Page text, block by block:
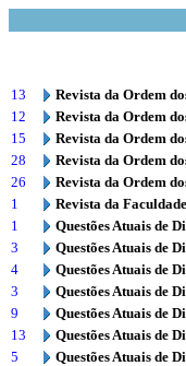
13
Revista da Ordem
12
Revista da Ordem
15
Revista da Ordem
28
Revista da Ordem
26
Revista da Ordem
1
Revista da
1
Questões Atuais de
3
Questões Atuais de
4
Questões Atuais de
3
Questões Atuais de
9
Questões Atuais de
13
Questões Atuais de
5
Questões Atuais de